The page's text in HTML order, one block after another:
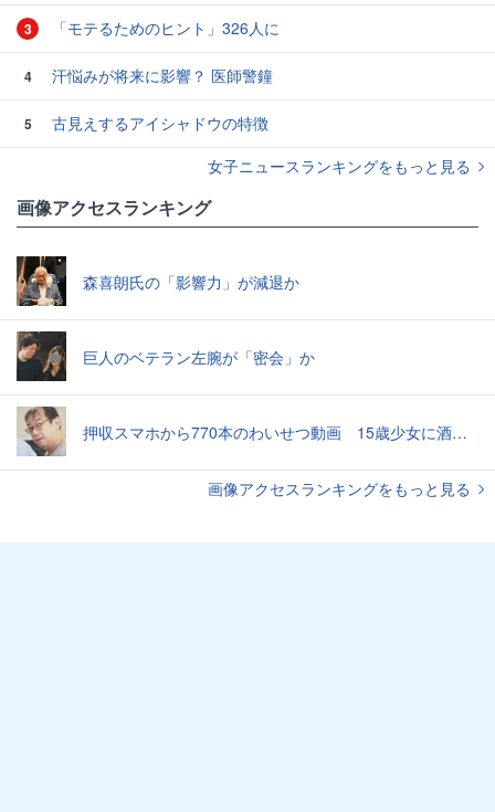
3 「モテるためのヒント」326人に
4 汗悩みが将来に影響？ 医師警鐘
5
古見えするアイシャドウの特徴
女子ニュースランキングをもっと見る
画像アクセスランキング
森喜朗氏の「影響力」が減退か
巨人のベテラン左腕が「密会」か
押収スマホから770本のわいせつ動画 15歳少女に酒と薬飲ませ性的暴行か 54歳男を再逮捕 「薬もありますよ」とSNSで誘い出し
画像アクセスランキングをもっと見る